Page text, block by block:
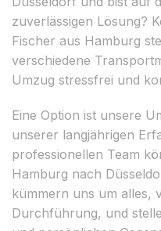
zuverlässigen Lösung?
Fischer aus Hamburg
verschiedene
Umzug stressfrei und
Eine Option ist unsere
unserer langjährigen
professionellen Team
Hamburg nach
kümmern uns um alles,
Durchführung, und